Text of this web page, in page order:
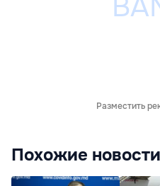
Разместить
Похожие новости